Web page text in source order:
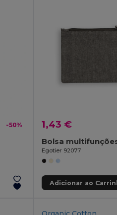
-50% 1,43 €
Egotier 92077
Adicionar ao